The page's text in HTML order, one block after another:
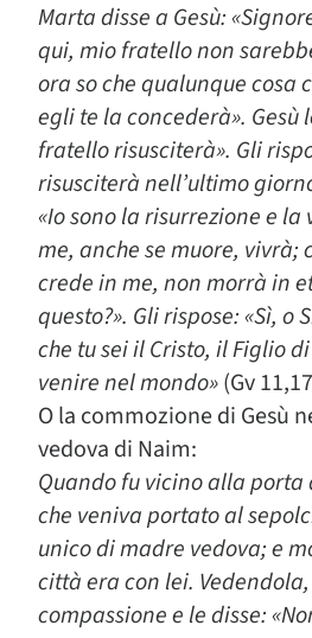
Marta disse a Gesù:
qui, mio fratello non
ora so che qualunque cosa
egli te la concederà». Gesù
fratello risusciterà». Gli
risusciterà nell’ultimo
«Io sono la risurrezione e
me, anche se muore, vivrà;
crede in me, non morrà in
questo?». Gli rispose: «Sì, o
che tu sei il Cristo, il Figlio
venire nel mondo»(Gv
O la commozione di Gesù
vedova di Naim:
Quando fu vicino alla
che veniva portato al
unico di madre vedova; e
città era con lei.
compassione e le disse: